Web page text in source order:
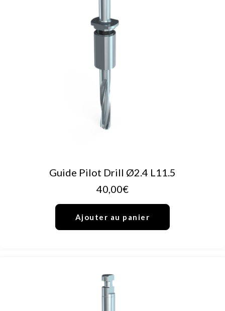
AJOUTER AU PANIER
Guide Pilot Drill Ø2.4 L11.5
40,00€
Ajouter au panier